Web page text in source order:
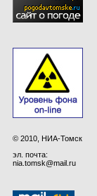
© 2010, НИА-Томск
эл. почта:
nia.tomsk@mail.ru